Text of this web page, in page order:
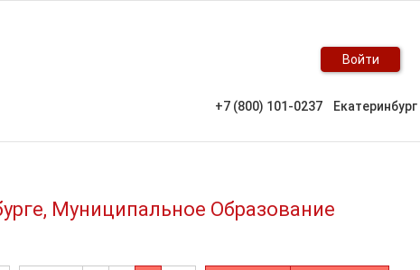
Войти
+7 (800) 101-0237 Екатеринбург
Муниципальное Образование